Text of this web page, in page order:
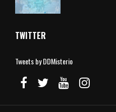
TWITTER
Tweets by DDMisterio